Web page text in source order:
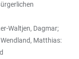
Waltjen, Dagmar;
Matthias: